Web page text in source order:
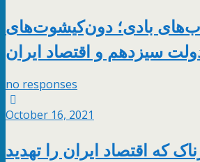
بادی؛ دون‌کیشوت‌های
سیزدهم و اقتصاد ایران
no responses
October 16, 2021
که اقتصاد ایران را تهدید